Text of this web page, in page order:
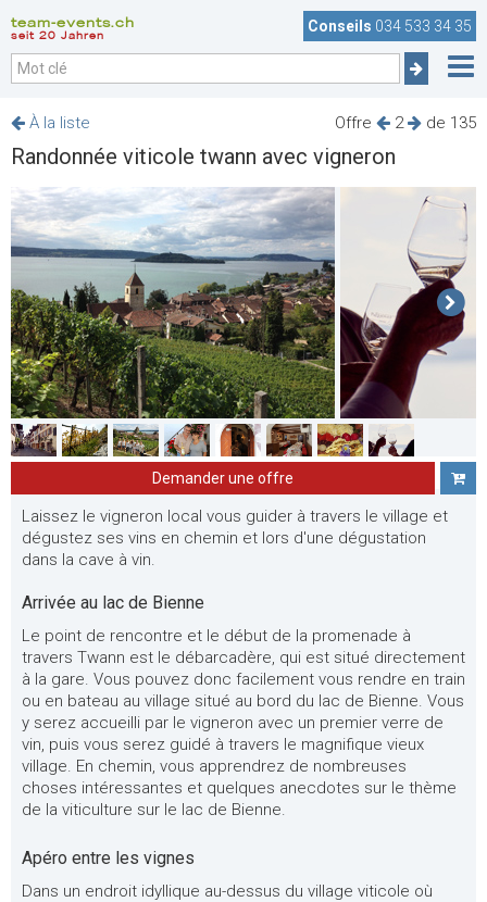
team-events.ch
seit 20 Jahren
Conseils 034 533 34 35
Offre 2 de 135
À la liste
Randonnée viticole twann avec vigneron
Demander une offre
Laissez le vigneron local vous guider à travers le village et
dégustez ses vins en chemin et lors d'une dégustation
dans la cave à vin.
Arrivée au lac de Bienne
Le point de rencontre et le début de la promenade à
travers Twann est le débarcadère, qui est situé directement
à la gare. Vous pouvez donc facilement vous rendre en train
ou en bateau au village situé au bord du lac de Bienne. Vous
y serez accueilli par le vigneron avec un premier verre de
vin, puis vous serez guidé à travers le magnifique vieux
village. En chemin, vous apprendrez de nombreuses
choses intéressantes et quelques anecdotes sur le thème
de la viticulture sur le lac de Bienne.
Apéro entre les vignes
Dans un endroit idyllique au-dessus du village viticole où